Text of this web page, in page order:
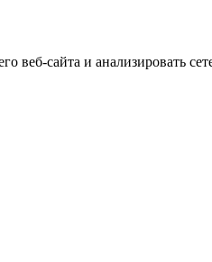
веб-сайта и анализировать